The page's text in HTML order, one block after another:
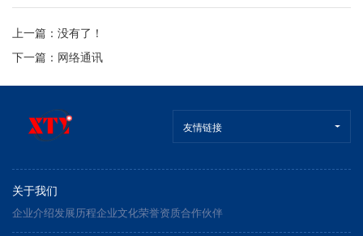
上一篇： 没有了！
下一篇： 网络通讯
友情链接
关于我们
企业介绍发展历程企业文化荣誉资质合作伙伴